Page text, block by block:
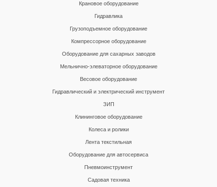
Крановое оборудование
Гидравлика
Грузоподъемное оборудование
Компрессорное оборудование
Оборудование для сахарных заводов
Мельнично-элеваторное оборудование
Весовое оборудование
Гидравлический и электрический инструмент
ЗИП
Клининговое оборудование
Колеса и ролики
Лента текстильная
Оборудование для автосервиса
Пневмоинструмент
Садовая техника